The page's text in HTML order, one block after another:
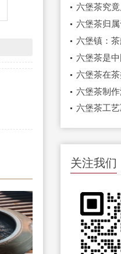
关注我们